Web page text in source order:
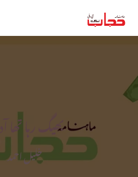
بھیگ رہا تھا آدمی
خلیل احمد